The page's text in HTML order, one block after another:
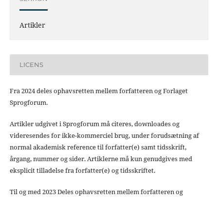
Artikler
LICENS
Fra 2024 deles ophavsretten mellem forfatteren og Forlaget
Sprogforum.
Artikler udgivet i Sprogforum må citeres, downloades og
videresendes for ikke-kommerciel brug, under forudsætning af
normal akademisk reference til forfatter(e) samt tidsskrift,
årgang, nummer og sider. Artiklerne må kun genudgives med
eksplicit tilladelse fra forfatter(e) og tidsskriftet.
Til og med 2023 Deles ophavsretten mellem forfatteren og